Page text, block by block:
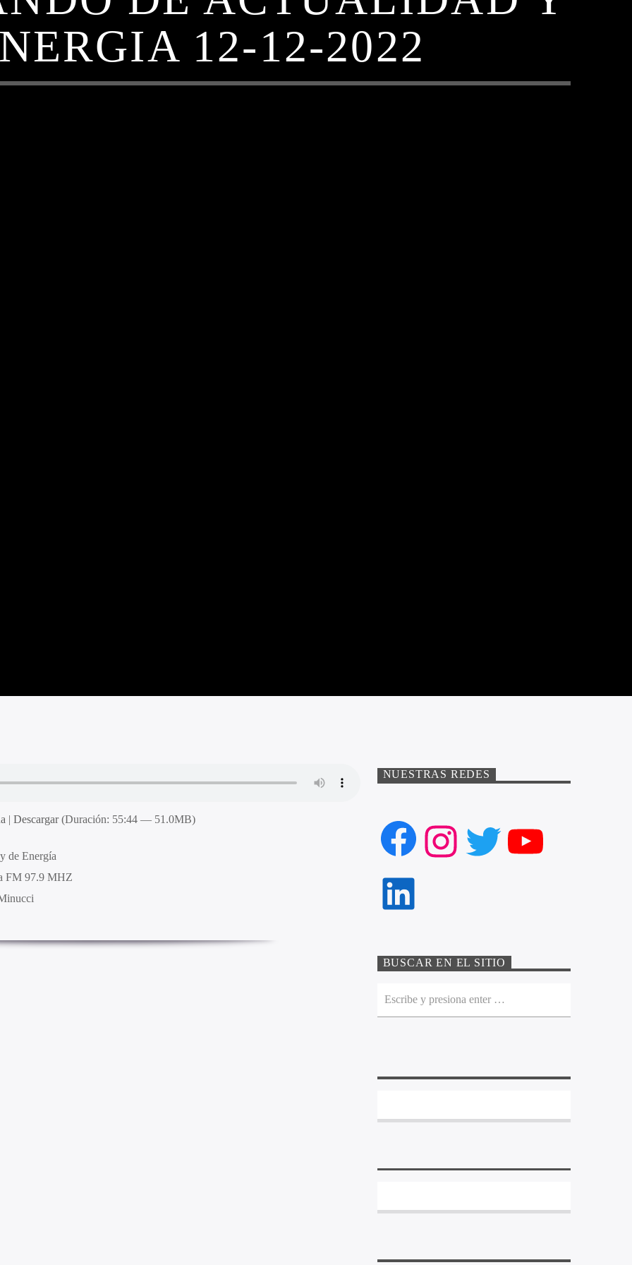
12-12-2022
| Descargar(Duración: 55:44 — 51.0MB)
de Energía
FM 97.9 MHZ
NUESTRAS REDES
Facebook
Instagram
TwitterYouTube
LinkedIn
BUSCAR EN EL SITIO